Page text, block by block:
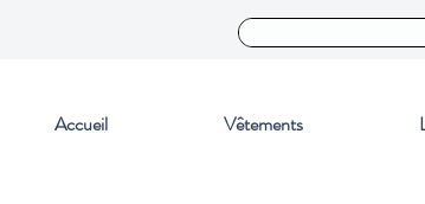
Accueil Vêtements